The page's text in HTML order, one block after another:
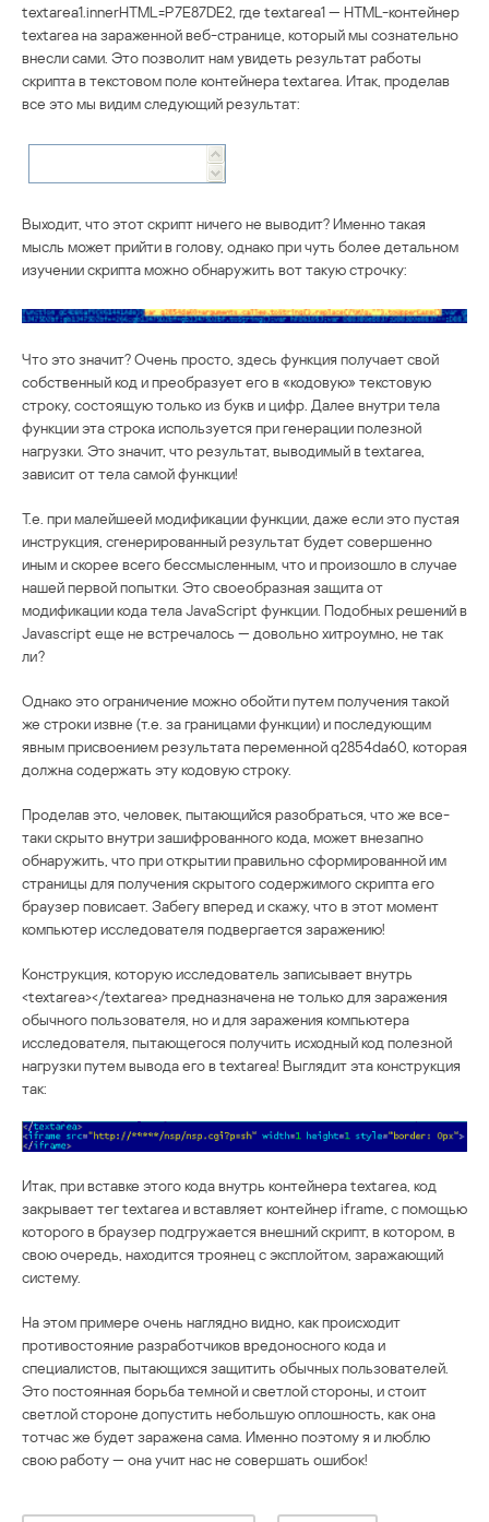
textarea1.innerHTML=P7E87DE2, где textarea1 — HTML-контейнер
textarea на зараженной веб-странице, который мы сознательно
внесли сами. Это позволит нам увидеть результат работы
скрипта в текстовом поле контейнера textarea. Итак, проделав
все это мы видим следующий результат:
Выходит, что этот скрипт ничего не выводит? Именно такая
мысль может прийти в голову, однако при чуть более детальном
изучении скрипта можно обнаружить вот такую строчку:
Что это значит? Очень просто, здесь функция получает свой
собственный код и преобразует его в «кодовую» текстовую
строку, состоящую только из букв и цифр. Далее внутри тела
функции эта строка используется при генерации полезной
нагрузки. Это значит, что результат, выводимый в textarea,
зависит от тела самой функции!
Т.е. при малейшеей модификации функции, даже если это пустая
инструкция, сгенерированный результат будет совершенно
иным и скорее всего бессмысленным, что и произошло в случае
нашей первой попытки. Это своеобразная защита от
модификации кода тела JavaScript функции. Подобных решений в
Javascript еще не встречалось — довольно хитроумно, не так
ли?
Однако это ограничение можно обойти путем получения такой
же строки извне (т.е. за границами функции) и последующим
явным присвоением результата переменной q2854da60, которая
должна содержать эту кодовую строку.
Проделав это, человек, пытающийся разобраться, что же все-
таки скрыто внутри зашифрованного кода, может внезапно
обнаружить, что при открытии правильно сформированной им
страницы для получения скрытого содержимого скрипта его
браузер повисает. Забегу вперед и скажу, что в этот момент
компьютер исследователя подвергается заражению!
Конструкция, которую исследователь записывает внутрь
<textarea></textarea> предназначена не только для заражения
обычного пользователя, но и для заражения компьютера
исследователя, пытающегося получить исходный код полезной
нагрузки путем вывода его в textarea! Выглядит эта конструкция
так:
Итак, при вставке этого кода внутрь контейнера textarea, код
закрывает тег textarea и вставляет контейнер iframe, с помощью
которого в браузер подгружается внешний скрипт, в котором, в
свою очередь, находится троянец с эксплойтом, заражающий
систему.
На этом примере очень наглядно видно, как происходит
противостояние разработчиков вредоносного кода и
специалистов, пытающихся защитить обычных пользователей.
Это постоянная борьба темной и светлой стороны, и стоит
светлой стороне допустить небольшую оплошность, как она
тотчас же будет заражена сама. Именно поэтому я и люблю
свою работу — она учит нас не совершать ошибок!